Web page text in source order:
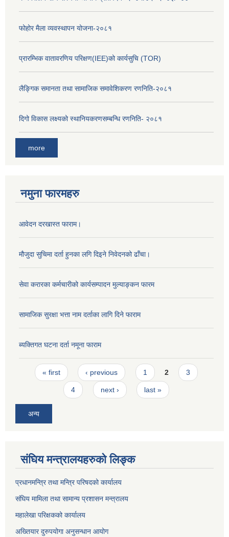
फोहोर मैला व्यवस्थापन योजना-२०८१
प्रारम्भिक वातावरणिय परिक्षण(IEE)को कार्यसुचि (TOR)
लैङ्‍गिक समानता तथा सामाजिक समावेशिकरण रणनिति-२०८१
दिगो विकास लक्ष्यको स्थानियकरणसम्बन्धि रणनिति- २०८१
more
नमुना फारमहरु
आवेदन दरखास्त फाराम।
मौजुदा सुचिमा दर्ता हुनका लगि दिइने निवेदनको ढाँचा।
सेवा करारका कर्मचारीको कार्यसम्पादन मुल्याङ्‍कन फारम
सामाजिक सुरक्षा भत्ता नाम दर्ताका लागि दिने फाराम
ब्यक्तिगत घटना दर्ता नमूना फाराम
Pages
« first ‹ previous 1 2 3
4 next › last »
अन्य
संघिय मन्त्रालयहरुको लिङ्‍क
प्रधानमन्त्रि तथा मन्त्रि परिषदको कार्यालय
संघिय मामिला तथा सामान्य प्रशासन मन्त्रालय
महालेखा परिक्षकको कार्यालय
अख्तियार दुरुपयोगा अनुसन्धान आयोग